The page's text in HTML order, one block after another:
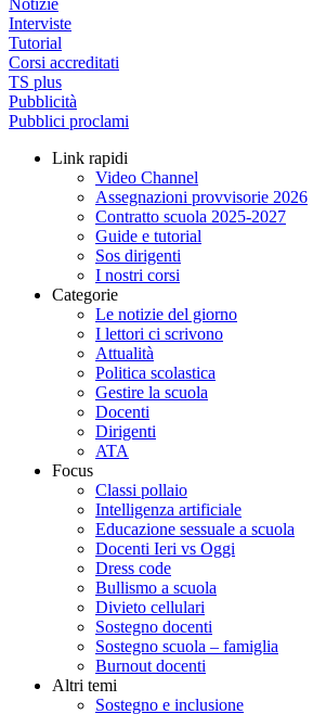
Notizie
Interviste
Tutorial
Corsi accreditati
TS plus
Pubblicità
Pubblici proclami
Link rapidi
Video Channel
Assegnazioni provvisorie 2026
Contratto scuola 2025-2027
Guide e tutorial
Sos dirigenti
I nostri corsi
Categorie
Le notizie del giorno
I lettori ci scrivono
Attualità
Politica scolastica
Gestire la scuola
Docenti
Dirigenti
ATA
Focus
Classi pollaio
Intelligenza artificiale
Educazione sessuale a scuola
Docenti Ieri vs Oggi
Dress code
Bullismo a scuola
Divieto cellulari
Sostegno docenti
Sostegno scuola – famiglia
Burnout docenti
Altri temi
Sostegno e inclusione